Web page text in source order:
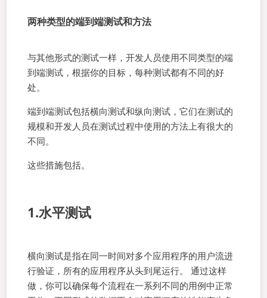
两种类型的端到端测试和方法
与其他形式的测试一样，开发人员使用不同类型的端
到端测试，根据你的目标，每种测试都有不同的好
处。
端到端测试包括横向测试和纵向测试，它们在测试的
规模和开发人员在测试过程中使用的方法上有很大的
不同。
这些措施包括。
1.水平测试
横向测试是指在同一时间对多个应用程序的用户流进
行验证，所有的应用程序从头到尾运行。 通过这样
做，你可以确保每个流程在一系列不同的用例中正常